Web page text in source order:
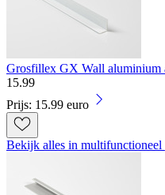
Grosfillex GX Wall
15.99
Prijs: 15.99 euro
Bekijk alles in multifunctioneel